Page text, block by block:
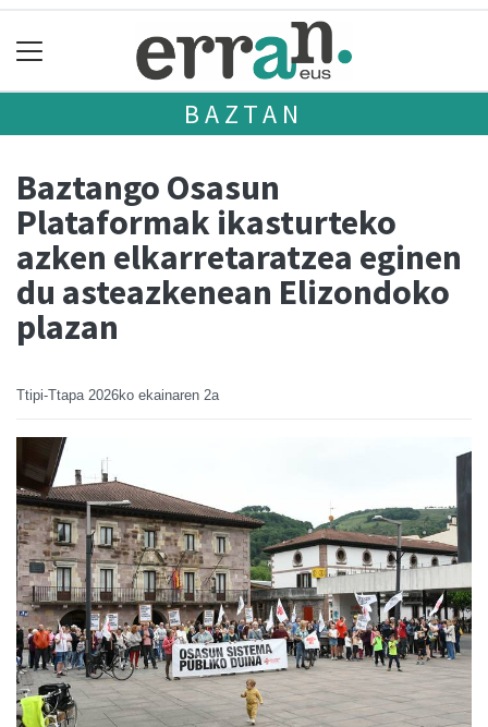
BAZTAN
Baztango Osasun
Plataformak ikasturteko
azken elkarretaratzea eginen
du asteazkenean Elizondoko
plazan
Ttipi-Ttapa 2026ko ekainaren 2a